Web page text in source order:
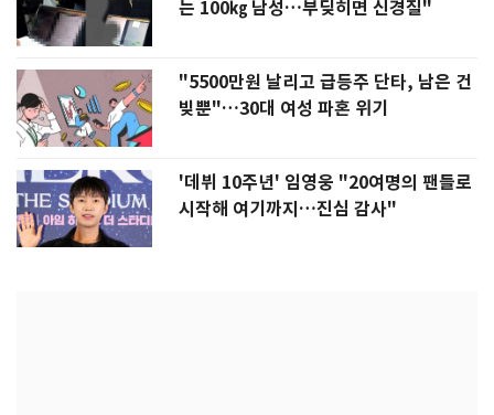
는 100㎏ 남성…부딪히면 신경질"
"5500만원 날리고 급등주 단타, 남은 건
빚뿐"…30대 여성 파혼 위기
'데뷔 10주년' 임영웅 "20여명의 팬들로
시작해 여기까지…진심 감사"